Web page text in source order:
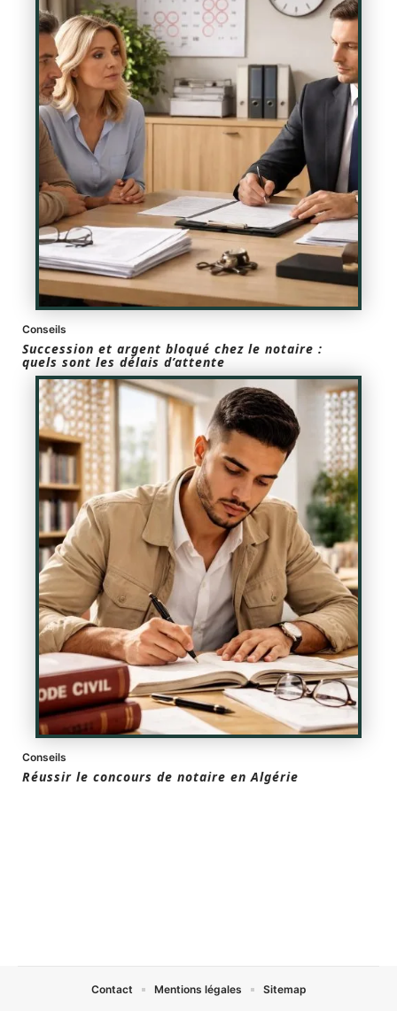
Conseils
Succession et argent bloqué chez le notaire :
quels sont les délais d’attente
Conseils
Réussir le concours de notaire en Algérie
Contact Mentions légales Sitemap